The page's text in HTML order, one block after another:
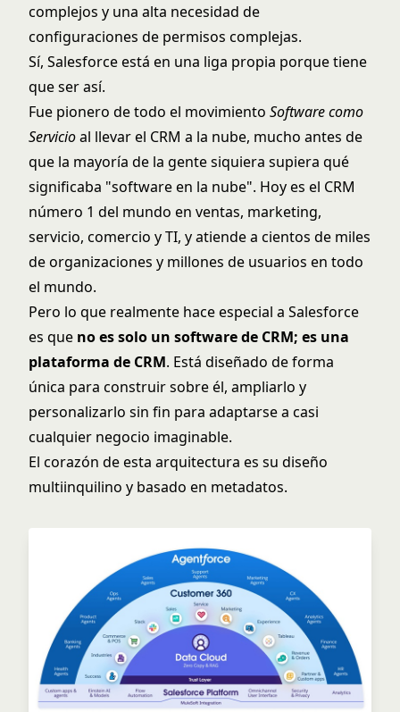
complejos y una alta necesidad de
configuraciones de permisos complejas.
Sí, Salesforce está en una liga propia porque tiene
que ser así.
Fue pionero de todo el movimiento Software como
Servicioal llevar el CRM a la nube, mucho antes de
que la mayoría de la gente siquiera supiera qué
significaba "software en la nube". Hoy es el CRM
número 1 del mundo en ventas, marketing,
servicio, comercio y TI, y atiende a cientos de miles
de organizaciones y millones de usuarios en todo
el mundo.
Pero lo que realmente hace especial a Salesforce
es que no es solo un software de CRM; es una
plataforma de CRM. Está diseñado de forma
única para construir sobre él, ampliarlo y
personalizarlo sin fin para adaptarse a casi
cualquier negocio imaginable.
El corazón de esta arquitectura es su diseño
multiinquilino y basado en metadatos.